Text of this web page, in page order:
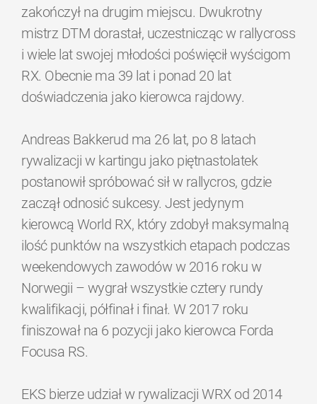
zakończył na drugim miejscu. Dwukrotny
mistrz DTM dorastał, uczestnicząc w rallycross
i wiele lat swojej młodości poświęcił wyścigom
RX. Obecnie ma 39 lat i ponad 20 lat
doświadczenia jako kierowca rajdowy.
Andreas Bakkerud ma 26 lat, po 8 latach
rywalizacji w kartingu jako piętnastolatek
postanowił spróbować sił w rallycros, gdzie
zaczął odnosić sukcesy. Jest jedynym
kierowcą World RX, który zdobył maksymalną
ilość punktów na wszystkich etapach podczas
weekendowych zawodów w 2016 roku w
Norwegii – wygrał wszystkie cztery rundy
kwalifikacji, półfinał i finał. W 2017 roku
finiszował na 6 pozycji jako kierowca Forda
Focusa RS.
EKS bierze udział w rywalizacji WRX od 2014